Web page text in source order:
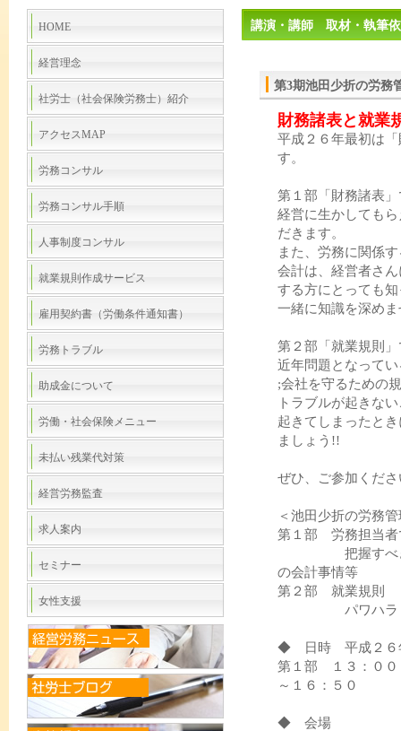
講演・講師 取材・執筆
第3期池田少折の労
財務諸表と就業
平成２６年最初は
す。
第１部「財務諸表」
経営に生かしても
だきます。
また、労務に関係
会計は、経営者さ
する方にとっても
一緒に知識を深め
第２部「就業規則」
近年問題となって
;会社を守るための
トラブルが起きな
起きてしまったと
ましょう!!
ぜひ、ご参加くださ
＜池田少折の労務
第１部 労務担当者
把握すべき勘
の会計事情等
第２部 就業規則
パワハラ セ
◆ 日時 平成２６
第１部 １３：０
～１６：５０
◆ 会場
HOME
経営理念
社労士（社会保険労務士）紹介
アクセスMAP
労務コンサル
労務コンサル手順
人事制度コンサル
就業規則作成サービス
雇用契約書（労働条件通知書）
労務トラブル
助成金について
労働・社会保険メニュー
未払い残業代対策
経営労務監査
求人案内
セミナー
女性支援